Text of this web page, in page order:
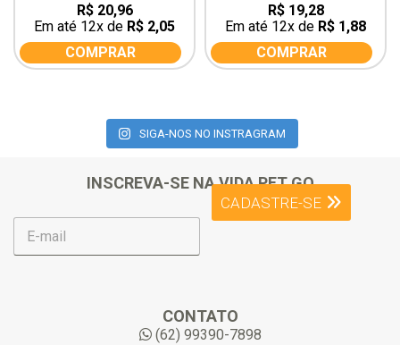
out
of
5
R$20,96
Em até 12x de R$ 2,05
COMPRAR
out
of
5
R$19,28
Em até 12x de R$ 1,88
COMPRAR
SIGA-NOS NO INSTRAGRAM
INSCREVA-SE NA VIDA PET GO
E
m
CADASTRE-SE
CONTATO
(62) 99390-7898